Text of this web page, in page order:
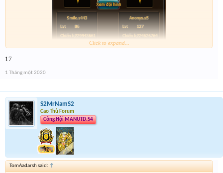
Click to expand...
17
1 Tháng một 2020
S2MrNamS2
Cao Thủ Forum
Công Hội MANUTD.S4
TomAadarsh said: ↑